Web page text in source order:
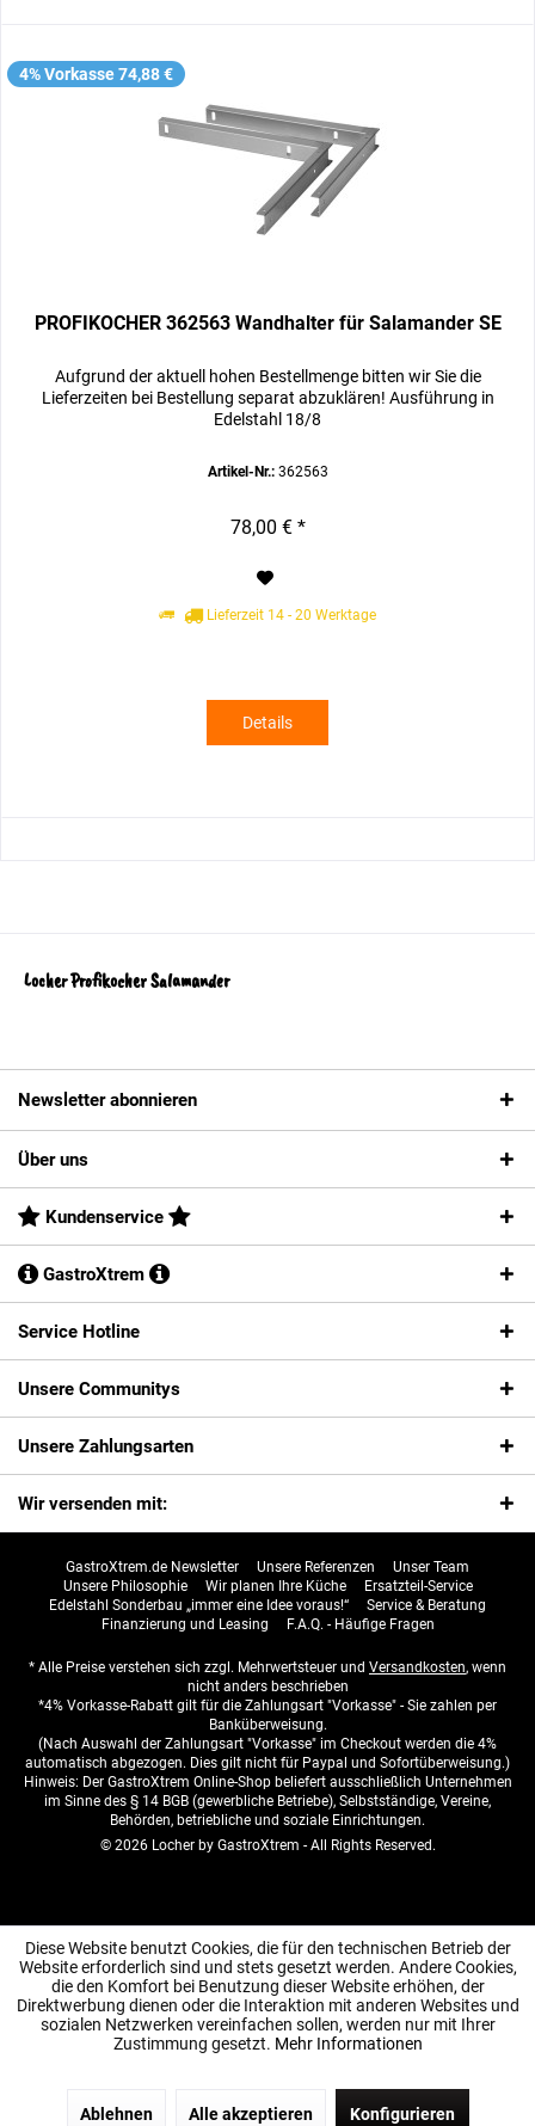
4% Vorkasse 74,88 €
PROFIKOCHER 362563 Wandhalter für Salamander SE
Aufgrund der aktuell hohen Bestellmenge bitten wir Sie die
Lieferzeiten bei Bestellung separat abzuklären! Ausführung in
Edelstahl 18/8
Artikel-Nr.:362563
78,00 € *
Lieferzeit 14 - 20 Werktage
Details
Locher Profikocher Salamander
Newsletter abonnieren
Über uns
Kundenservice
GastroXtrem
Service Hotline
Unsere Communitys
Unsere Zahlungsarten
Wir versenden mit:
GastroXtrem.de Newsletter Unsere Referenzen
Unser Team
Unsere Philosophie
Wir planen Ihre Küche
Ersatzteil-Service
Edelstahl Sonderbau „immer eine Idee voraus!“
Service & Beratung
Finanzierung und Leasing
F.A.Q. - Häufige Fragen
* Alle Preise verstehen sich zzgl. Mehrwertsteuer und Versandkosten, wenn
nicht anders beschrieben
*4% Vorkasse-Rabatt gilt für die Zahlungsart "Vorkasse" - Sie zahlen per
Banküberweisung.
(Nach Auswahl der Zahlungsart "Vorkasse" im Checkout werden die 4%
automatisch abgezogen. Dies gilt nicht für Paypal und Sofortüberweisung.)
Hinweis: Der GastroXtrem Online-Shop beliefert ausschließlich Unternehmen
im Sinne des § 14 BGB (gewerbliche Betriebe), Selbstständige, Vereine,
Behörden, betriebliche und soziale Einrichtungen.
© 2026 Locher by GastroXtrem - All Rights Reserved.
Diese Website benutzt Cookies, die für den technischen Betrieb der
Website erforderlich sind und stets gesetzt werden. Andere Cookies,
die den Komfort bei Benutzung dieser Website erhöhen, der
Direktwerbung dienen oder die Interaktion mit anderen Websites und
sozialen Netzwerken vereinfachen sollen, werden nur mit Ihrer
Zustimmung gesetzt. Mehr Informationen
Ablehnen Alle akzeptieren Konfigurieren